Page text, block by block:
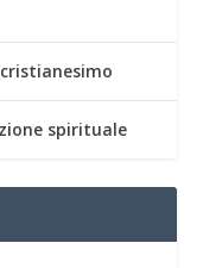
spirituale